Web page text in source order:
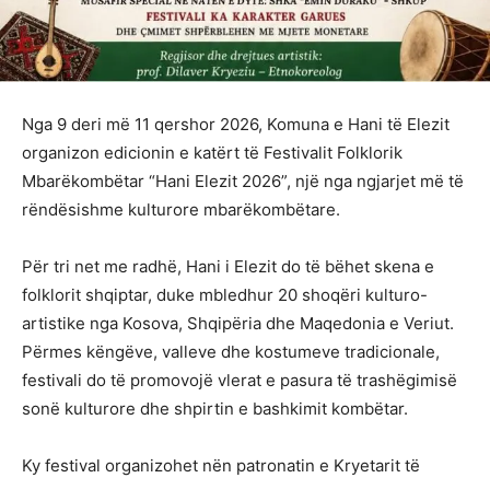
Nga 9 deri më 11 qershor 2026, Komuna e Hani të Elezit
organizon edicionin e katërt të Festivalit Folklorik
Mbarëkombëtar “Hani Elezit 2026”, një nga ngjarjet më të
rëndësishme kulturore mbarëkombëtare.
Për tri net me radhë, Hani i Elezit do të bëhet skena e
folklorit shqiptar, duke mbledhur 20 shoqëri kulturo-
artistike nga Kosova, Shqipëria dhe Maqedonia e Veriut.
Përmes këngëve, valleve dhe kostumeve tradicionale,
festivali do të promovojë vlerat e pasura të trashëgimisë
sonë kulturore dhe shpirtin e bashkimit kombëtar.
Ky festival organizohet nën patronatin e Kryetarit të